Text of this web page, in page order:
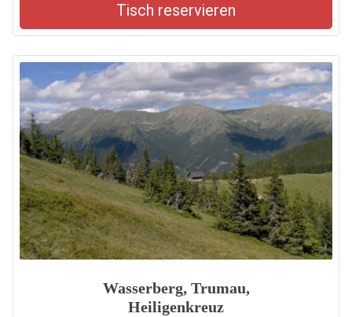
Tisch reservieren
Wasserberg, Trumau,
Heiligenkreuz